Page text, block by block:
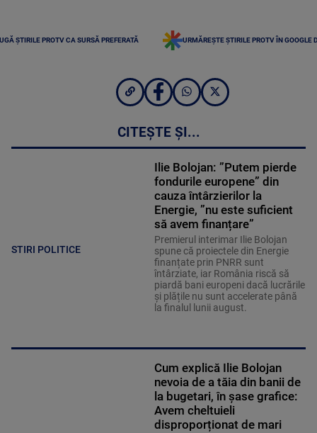
ȘTIRILE PROTV CA SURSĂ PREFERATĂ URMĂREȘTE ȘTIRILE PROTV ÎN GOOGLE
CITEȘTE ȘI...
STIRI POLITICE
Ilie Bolojan: ”Putem pierde
fondurile europene” din
cauza întârzierilor la
Energie, ”nu este suficient
să avem finanțare”
Premierul interimar Ilie Bolojan
spune că proiectele din Energie
finanțate prin PNRR sunt
întârziate, iar România riscă să
piardă bani europeni dacă lucrările
și plățile nu sunt accelerate până
la finalul lunii august.
Cum explică Ilie Bolojan
nevoia de a tăia din banii de
la bugetari, în șase grafice:
Avem cheltuieli
disproporționat de mari